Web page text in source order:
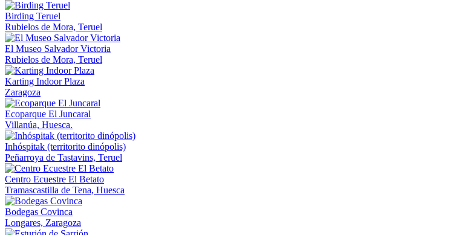
Birding Teruel
Rubielos de Mora, Teruel
El Museo Salvador Victoria
Rubielos de Mora, Teruel
Karting Indoor Plaza
Zaragoza
Ecoparque El Juncaral
Villanúa, Huesca.
Inhóspitak (territorito dinópolis)
Peñarroya de Tastavins, Teruel
Centro Ecuestre El Betato
Tramascastilla de Tena, Huesca
Bodegas Covinca
Longares, Zaragoza